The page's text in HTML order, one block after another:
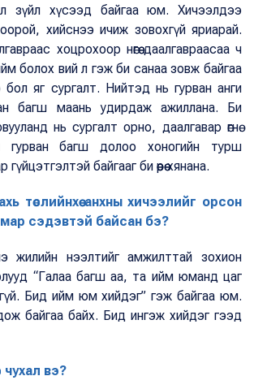
зүйл хүсээд байгаа юм. Хичээлдээ
хийснээ ичиж зовохгүй яриарай.
хоцрохоор нөгөө даалгавраасаа ч
болох вий л гэж би санаа зовж байгаа
яг сургалт. Нийтэд нь гурван анги
багш маань удирдаж ажиллана. Би
нь сургалт орно, даалгавар өгнө.
гурван багш долоо хоногийн турш
байгааг би өөрөө хянана.
төслийнхөө анхны хичээлийг орсон
сэдэвтэй байсан бэ?
жилийн нээлтийг амжилттай зохион
“Галаа багш аа, та ийм юманд цаг
Бид ийм юм хийдэг” гэж байгаа юм.
байгаа байх. Бид ингэж хийдэг гээд
чухал вэ?